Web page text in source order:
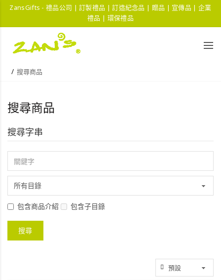
ZansGifts - 禮品公司 | 訂製禮品 | 訂造紀念品 | 贈品 | 宣傳品 | 企業
禮品 | 環保禮品
搜尋商品
搜尋商品
搜尋字串
包含商品介紹 包含子目錄